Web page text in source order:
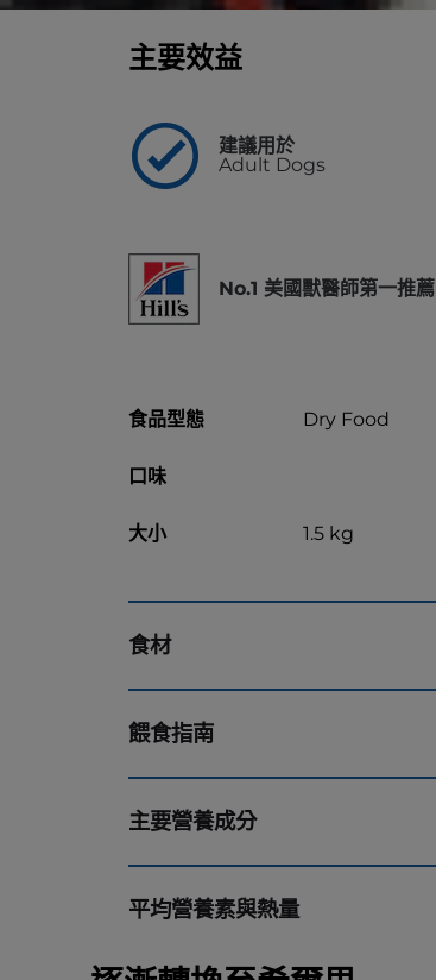
主要效益
建議用於
Adult Dogs
No.1 美國獸醫師第一推薦
食品型態 Dry Food
口味
大小 1.5 kg
食材
餵食指南
主要營養成分
平均營養素與熱量